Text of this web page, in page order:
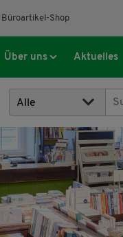
Büroartikel-Shop
Über uns Aktuelles